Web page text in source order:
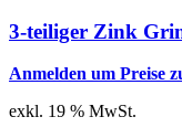
3-teiliger Zink
Anmelden um Preise
exkl. 19 % MwSt.